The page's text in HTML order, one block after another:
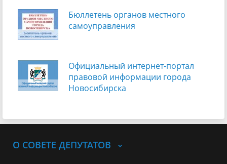
Бюллетень органов местного
самоуправления
Официальный интернет-портал
правовой информации города
Новосибирска
О СОВЕТЕ ДЕПУТАТОВ